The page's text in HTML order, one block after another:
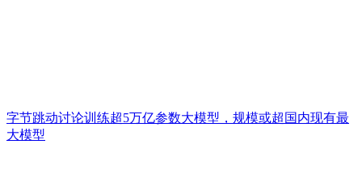
字节跳动讨论训练超5万亿参数大模型，规模或超国内现有最
大模型